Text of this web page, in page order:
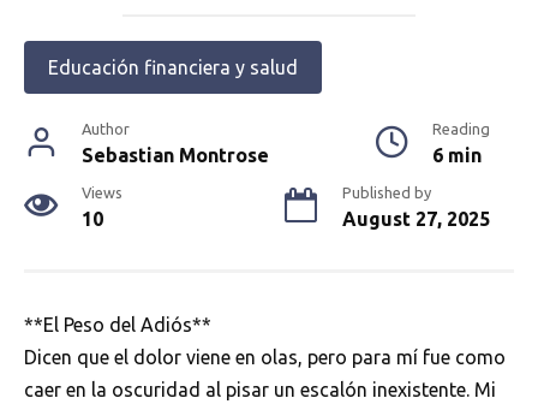
Educación financiera y salud
Author
Sebastian Montrose
Reading
6 min
Views
10
Published by
August 27, 2025
**El Peso del Adiós**
Dicen que el dolor viene en olas, pero para mí fue como
caer en la oscuridad al pisar un escalón inexistente. Mi